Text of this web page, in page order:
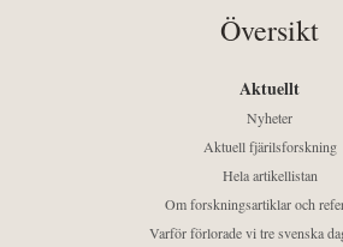
Översikt
Aktuellt
Nyheter
Aktuell fjärilsforskning
Hela artikellistan
Om forskningsartiklar och
Varför förlorade vi tre svenska